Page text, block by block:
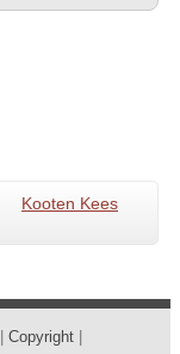
Kooten Kees
Copyright